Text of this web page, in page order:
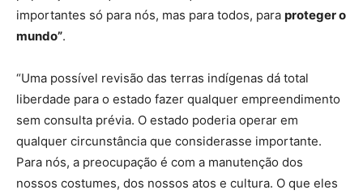
importantes só para nós, mas para todos, para proteger o
mundo”.
“Uma possível revisão das terras indígenas dá total
liberdade para o estado fazer qualquer empreendimento
sem consulta prévia. O estado poderia operar em
qualquer circunstância que considerasse importante.
Para nós, a preocupação é com a manutenção dos
nossos costumes, dos nossos atos e cultura. O que eles